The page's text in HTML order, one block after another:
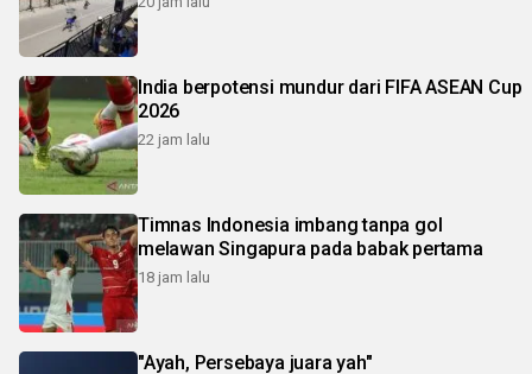
India berpotensi mundur dari FIFA ASEAN Cup
2026
22 jam lalu
Timnas Indonesia imbang tanpa gol
melawan Singapura pada babak pertama
18 jam lalu
"Ayah, Persebaya juara yah"